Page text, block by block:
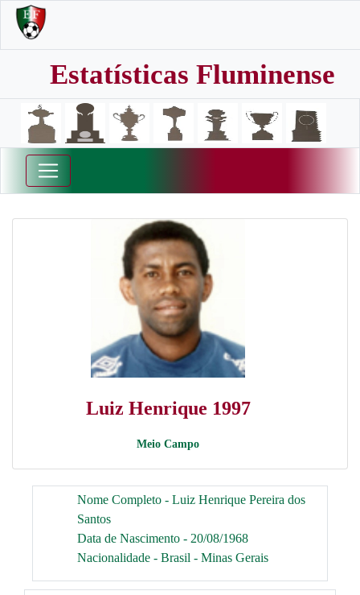
Estatísticas Fluminense
Luiz Henrique 1997
Meio Campo
Nome Completo - Luiz Henrique Pereira dos
Santos
Data de Nascimento - 20/08/1968
Nacionalidade - Brasil - Minas Gerais